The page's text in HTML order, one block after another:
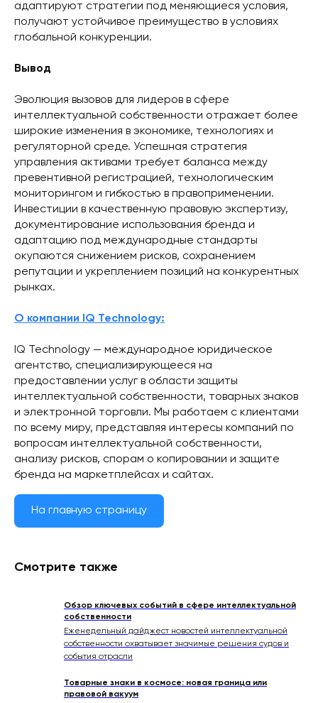
адаптируют стратегии под меняющиеся условия,
получают устойчивое преимущество в условиях
глобальной конкуренции.
Вывод
Эволюция вызовов для лидеров в сфере
интеллектуальной собственности отражает более
широкие изменения в экономике, технологиях и
регуляторной среде. Успешная стратегия
управления активами требует баланса между
превентивной регистрацией, технологическим
мониторингом и гибкостью в правоприменении.
Инвестиции в качественную правовую экспертизу,
документирование использования бренда и
адаптацию под международные стандарты
окупаются снижением рисков, сохранением
репутации и укреплением позиций на конкурентных
рынках.
О компании IQ Technology:
IQ Technology — международное юридическое
агентство, специализирующееся на
предоставлении услуг в области защиты
интеллектуальной собственности, товарных знаков
и электронной торговли. Мы работаем с клиентами
по всему миру, представляя интересы компаний по
вопросам интеллектуальной собственности,
анализу рисков, спорам о копировании и защите
бренда на маркетплейсах и сайтах.
На главную страницу
Смотрите также
Обзор ключевых событий в сфере интеллектуальной
собственности
Еженедельный дайджест новостей интеллектуальной
собственности охватывает значимые решения судов и
события отрасли
Товарные знаки в космосе: новая граница или
правовой вакуум